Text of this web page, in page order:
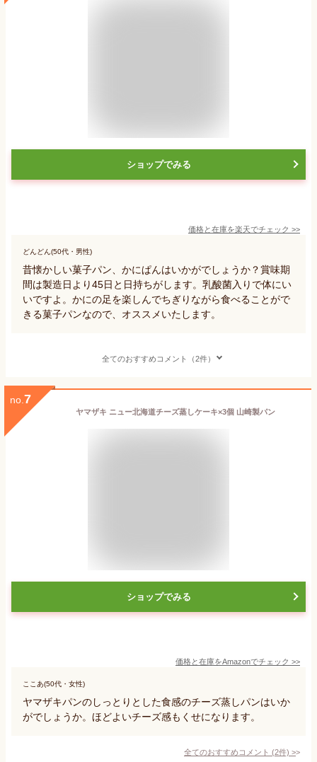
ショップでみる
価格と在庫を楽天でチェック >>
どんどん(50代・男性)
昔懐かしい菓子パン、かにぱんはいかがでしょうか？賞味期
間は製造日より45日と日持ちがします。乳酸菌入りで体にい
いですよ。かにの足を楽しんでちぎりながら食べることがで
きる菓子パンなので、オススメいたします。
全てのおすすめコメント（2件）
no. 7
ヤマザキ ニュー北海道チーズ蒸しケーキ×3個 山崎製パン
ショップでみる
価格と在庫をAmazonでチェック >>
ここあ(50代・女性)
ヤマザキパンのしっとりとした食感のチーズ蒸しパンはいか
がでしょうか。ほどよいチーズ感もくせになります。
全てのおすすめコメント (2件) >